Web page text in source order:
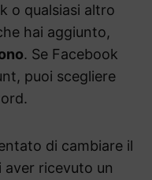
o qualsiasi altro
hai aggiunto,
. Se Facebook
puoi scegliere
di cambiare il
ricevuto un